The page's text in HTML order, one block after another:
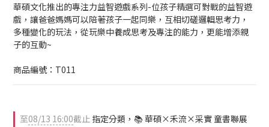
華碩文化推出的專注力益智遊戲系列-位孩子精選可對戰的益智遊
戲，讓爸爸媽媽可以陪著孩子一起同樂，互相切磋邏輯思考力，
多種變化的玩法，從玩樂中養成思考及專注的能力，更能增添親
子的互動~
商品編號：T011
至08/13 16:00截止 指定分類，📚 華碩×禾流×采實 童書聯展